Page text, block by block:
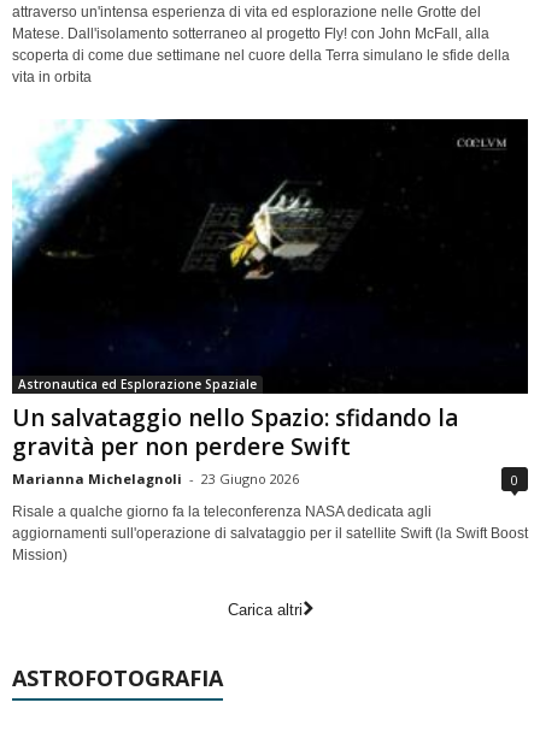
attraverso un'intensa esperienza di vita ed esplorazione nelle Grotte del
Matese. Dall'isolamento sotterraneo al progetto Fly! con John McFall, alla
scoperta di come due settimane nel cuore della Terra simulano le sfide della
vita in orbita
Astronautica ed Esplorazione Spaziale
Un salvataggio nello Spazio: sfidando la
gravità per non perdere Swift
Marianna Michelagnoli - 23 Giugno 2026 0
Risale a qualche giorno fa la teleconferenza NASA dedicata agli
aggiornamenti sull'operazione di salvataggio per il satellite Swift (la Swift Boost
Mission)
Carica altri
ASTROFOTOGRAFIA